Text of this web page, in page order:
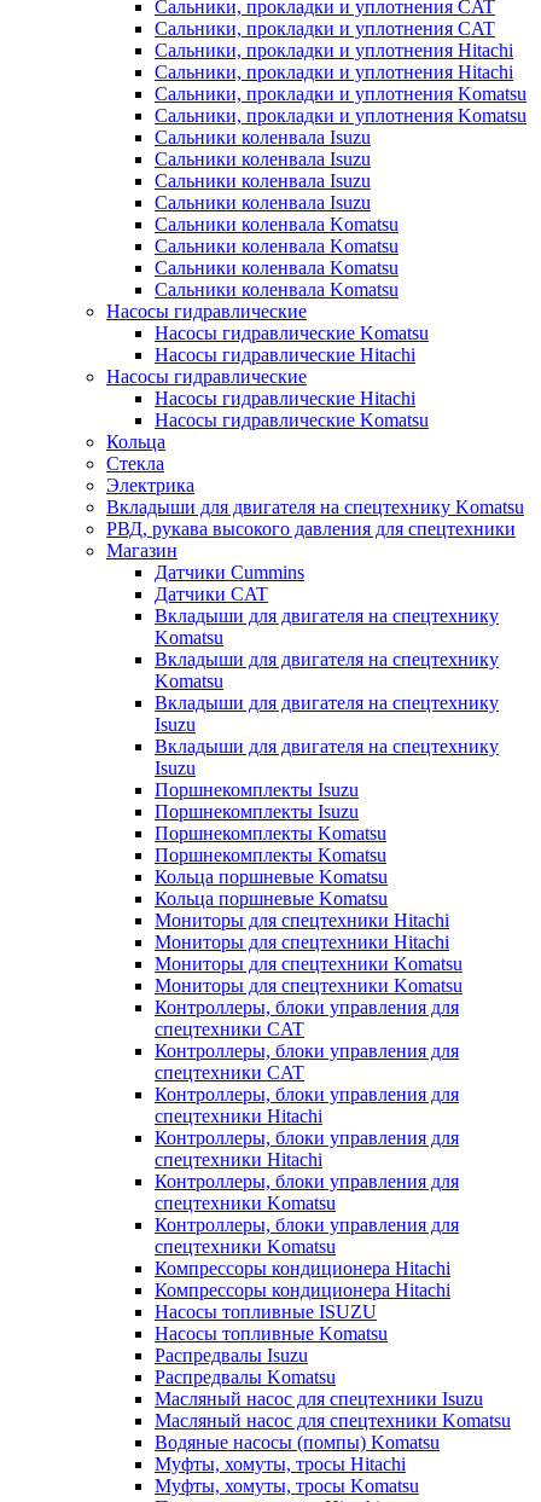
Сальники, прокладки и уплотнения CAT
Сальники, прокладки и уплотнения CAT
Сальники, прокладки и уплотнения Hitachi
Сальники, прокладки и уплотнения Hitachi
Сальники, прокладки и уплотнения Komatsu
Сальники, прокладки и уплотнения Komatsu
Сальники коленвала Isuzu
Сальники коленвала Isuzu
Сальники коленвала Isuzu
Сальники коленвала Isuzu
Сальники коленвала Komatsu
Сальники коленвала Komatsu
Сальники коленвала Komatsu
Сальники коленвала Komatsu
Насосы гидравлические
Насосы гидравлические Komatsu
Насосы гидравлические Hitachi
Насосы гидравлические
Насосы гидравлические Hitachi
Насосы гидравлические Komatsu
Кольца
Стекла
Электрика
Вкладыши для двигателя на спецтехнику Komatsu
РВД, рукава высокого давления для спецтехники
Магазин
Датчики Cummins
Датчики CAT
Вкладыши для двигателя на спецтехнику
Komatsu
Вкладыши для двигателя на спецтехнику
Komatsu
Вкладыши для двигателя на спецтехнику
Isuzu
Вкладыши для двигателя на спецтехнику
Isuzu
Поршнекомплекты Isuzu
Поршнекомплекты Isuzu
Поршнекомплекты Komatsu
Поршнекомплекты Komatsu
Кольца поршневые Komatsu
Кольца поршневые Komatsu
Мониторы для спецтехники Hitachi
Мониторы для спецтехники Hitachi
Мониторы для спецтехники Komatsu
Мониторы для спецтехники Komatsu
Контроллеры, блоки управления для
спецтехники CAT
Контроллеры, блоки управления для
спецтехники CAT
Контроллеры, блоки управления для
спецтехники Hitachi
Контроллеры, блоки управления для
спецтехники Hitachi
Контроллеры, блоки управления для
спецтехники Komatsu
Контроллеры, блоки управления для
спецтехники Komatsu
Компрессоры кондиционера Hitachi
Компрессоры кондиционера Hitachi
Насосы топливные ISUZU
Насосы топливные Komatsu
Распредвалы Isuzu
Распредвалы Komatsu
Масляный насос для спецтехники Isuzu
Масляный насос для спецтехники Komatsu
Водяные насосы (помпы) Komatsu
Муфты, хомуты, тросы Hitachi
Муфты, хомуты, тросы Komatsu